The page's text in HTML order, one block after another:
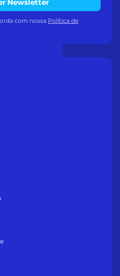
Newsletter
com nossa Política de